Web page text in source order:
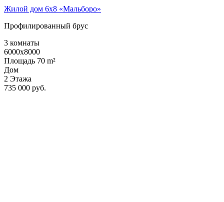
Жилой дом 6х8 «Мальборо»
Профилированный брус
3 комнаты
6000x8000
Площадь 70 m²
Дом
2 Этажа
735 000 руб.